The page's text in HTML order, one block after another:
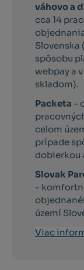
váhovo a
cca 14
Slovenska
spôsobu
webpay a
skladom).
Packeta -
celom
prípade
dobierkou
Slovak
-
území
Viac